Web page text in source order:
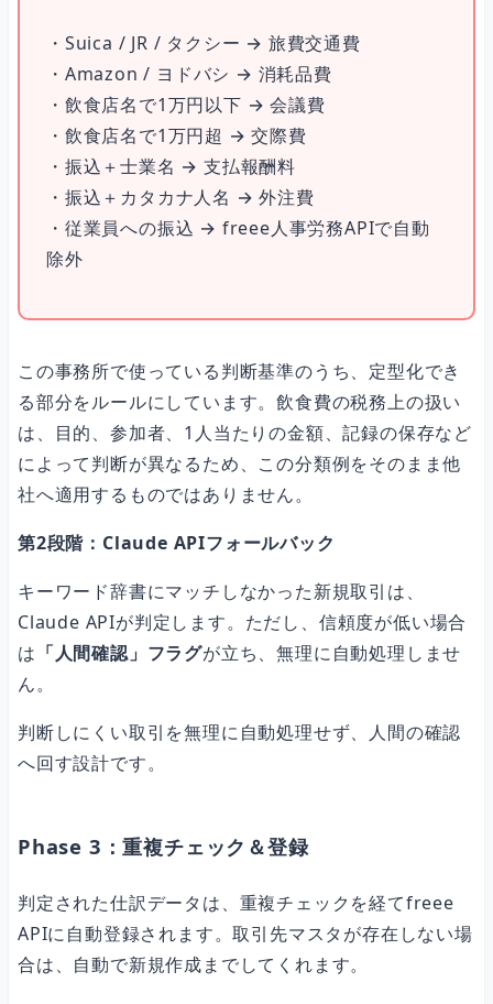
・Suica / JR / タクシー → 旅費交通費
・Amazon / ヨドバシ → 消耗品費
・飲食店名で1万円以下 → 会議費
・飲食店名で1万円超 → 交際費
・振込＋士業名 → 支払報酬料
・振込＋カタカナ人名 → 外注費
・従業員への振込 → freee人事労務APIで自動
除外
この事務所で使っている判断基準のうち、定型化でき
る部分をルールにしています。飲食費の税務上の扱い
は、目的、参加者、1人当たりの金額、記録の保存など
によって判断が異なるため、この分類例をそのまま他
社へ適用するものではありません。
第2段階：Claude APIフォールバック
キーワード辞書にマッチしなかった新規取引は、
Claude APIが判定します。ただし、信頼度が低い場合
は 「人間確認」フラグが立ち、無理に自動処理しませ
ん。
判断しにくい取引を無理に自動処理せず、人間の確認
へ回す設計です。
Phase 3：重複チェック＆登録
判定された仕訳データは、重複チェックを経てfreee
APIに自動登録されます。取引先マスタが存在しない場
合は、自動で新規作成までしてくれます。